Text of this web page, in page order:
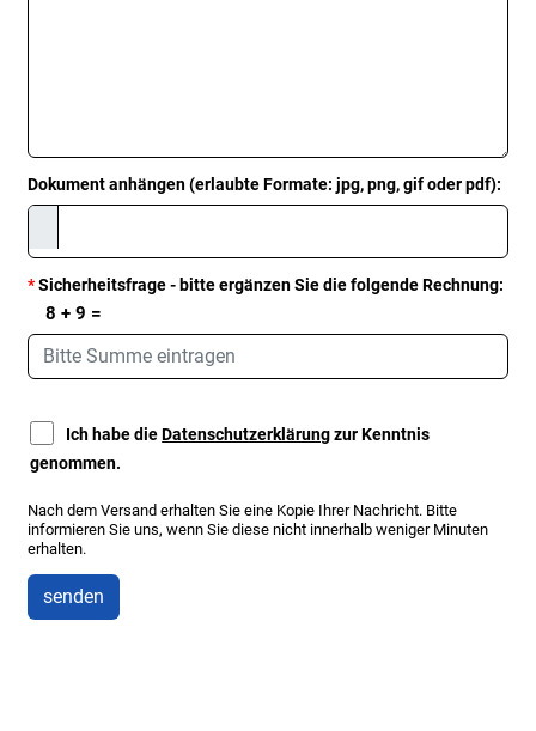
Dokument anhängen (erlaubte Formate: jpg, png, gif oder pdf):
*Sicherheitsfrage - bitte ergänzen Sie die folgende Rechnung:
8+ 9 =
Ich habe dieDatenschutzerklärungzur Kenntnis
genommen.
Nach dem Versand erhalten Sie eine Kopie Ihrer Nachricht. Bitte
informieren Sie uns, wenn Sie diese nicht innerhalb weniger Minuten
erhalten.
senden